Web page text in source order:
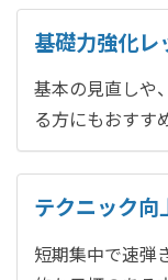
基礎力強化レ
基本の見直しや
る方にもおすす
テクニック向
短期集中で速弾